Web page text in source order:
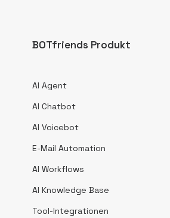
BOTfriends Produkt
AI Agent
AI Chatbot
AI Voicebot
E-Mail Automation
AI Workflows
AI Knowledge Base
Tool-Integrationen